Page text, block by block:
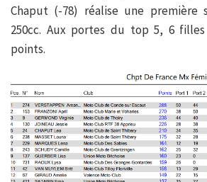
Chaput (-78) réalise une première
250cc. Aux portes du top 5, 6
points.